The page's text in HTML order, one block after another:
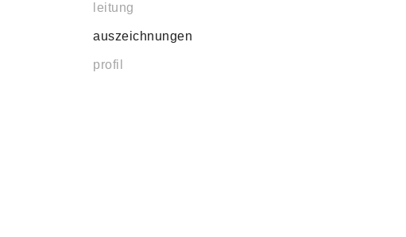
leitung
auszeichnungen
profil